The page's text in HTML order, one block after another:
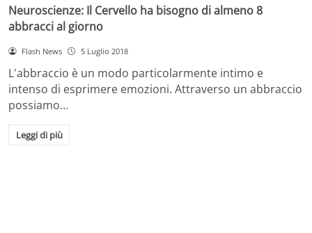
Neuroscienze: Il Cervello ha bisogno di almeno 8
abbracci al giorno
Flash News 5 Luglio 2018
L'abbraccio è un modo particolarmente intimo e
intenso di esprimere emozioni. Attraverso un abbraccio
possiamo…
Leggi di più